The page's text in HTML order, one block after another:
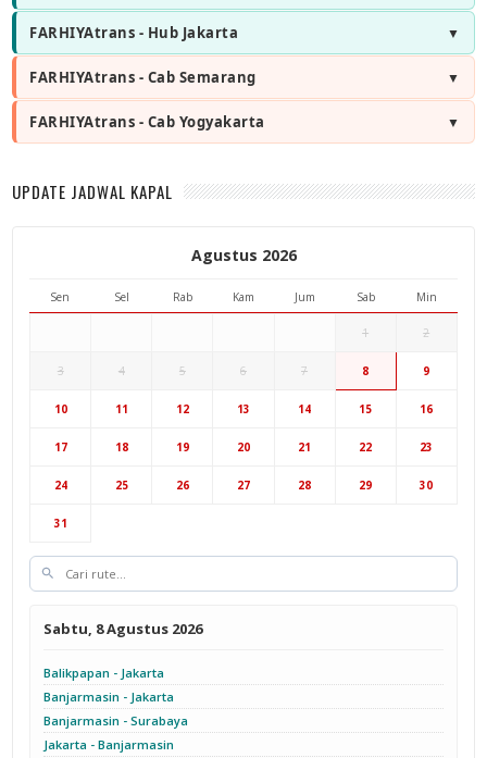
FARHIYAtrans - Hub Jakarta
FARHIYAtrans - Cab Semarang
FARHIYAtrans - Cab Yogyakarta
Cab Yogyakarta
UPDATE JADWAL KAPAL
Agustus 2026
Sen Sel Rab Kam Jum Sab Min
1 2
3 4 5 6 7 8 9
10 11 12 13 14 15 16
17 18 19 20 21 22 23
24 25 26 27 28 29 30
31
Sabtu, 8 Agustus 2026
Balikpapan - Jakarta
Banjarmasin - Jakarta
Banjarmasin - Surabaya
Jakarta - Banjarmasin